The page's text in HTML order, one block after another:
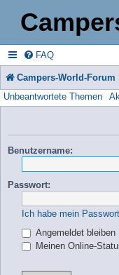
FAQ
Campers-World-Forum
Unbeantwortete Themen
Benutzername:
Passwort:
Ich habe mein
Angemeldet bleiben
Meinen Online-